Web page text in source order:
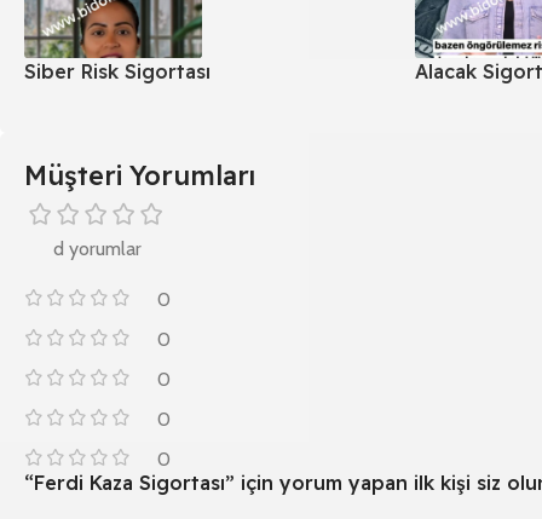
Siber Risk Sigortası Alacak
Müşteri Yorumları
d yorumlar
0
0
0
0
0
“Ferdi Kaza Sigortası” için yorum yapan ilk kişi siz